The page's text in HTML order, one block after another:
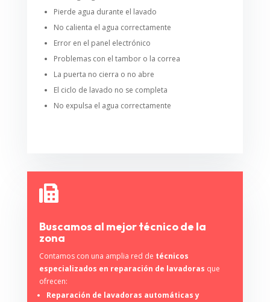
Pierde agua durante el lavado
No calienta el agua correctamente
Error en el panel electrónico
Problemas con el tambor o la correa
La puerta no cierra o no abre
El ciclo de lavado no se completa
No expulsa el agua correctamente

Buscamos al mejor técnico de la
zona
Contamos con una amplia red de técnicos
especializados en reparación de lavadoras que
ofrecen:
Reparación de lavadoras automáticas y